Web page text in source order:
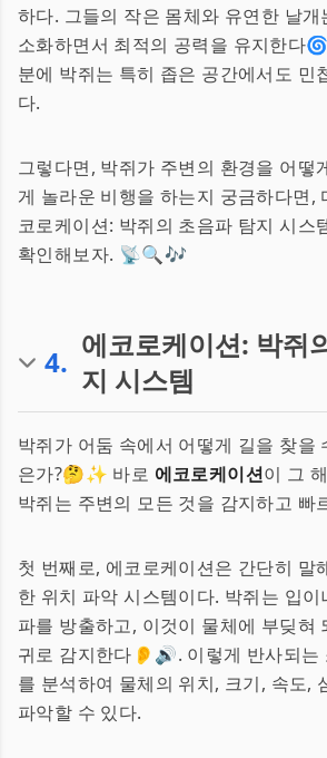
하다. 그들의 작은 몸체와 유연한 날개
소화하면서 최적의 공력을 유지한다
분에 박쥐는 특히 좁은 공간에서도 민
다.
그렇다면, 박쥐가 주변의 환경을 어떻
게 놀라운 비행을 하는지 궁금하다면,
코로케이션: 박쥐의 초음파 탐지 시스
확인해보자. 📡🔍🎶
4. 에코로케이션: 박쥐
지 시스템
박쥐가 어둠 속에서 어떻게 길을 찾을
은가?🤔✨ 바로 에코로케이션이 그
박쥐는 주변의 모든 것을 감지하고 빠
첫 번째로, 에코로케이션은 간단히 말
한 위치 파악 시스템이다. 박쥐는 입
파를 방출하고, 이것이 물체에 부딪혀
귀로 감지한다👂🔊. 이렇게 반사되는
를 분석하여 물체의 위치, 크기, 속도,
파악할 수 있다.